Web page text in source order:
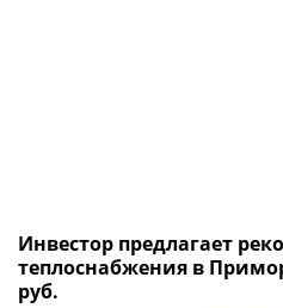
Инвестор предлагает
теплоснабжения в
руб.